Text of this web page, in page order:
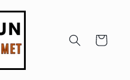
Warenkorb